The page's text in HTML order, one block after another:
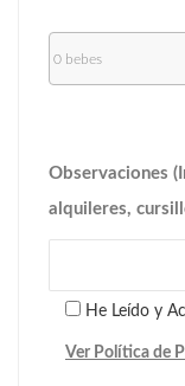
Observaciones
alquileres,
He Leído y
Ver Política de